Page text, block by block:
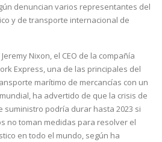
denuncian varios representantes del
y de transporte internacional de
Nixon, el CEO de la compañía
Express, una de las principales del
marítimo de mercancías con un
ha advertido de que la crisis de
suministro podría durar hasta 2023 si
no toman medidas para resolver el
en todo el mundo, según ha